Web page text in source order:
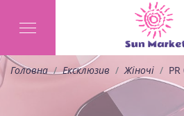
Головна Ексклюзив Жіночі